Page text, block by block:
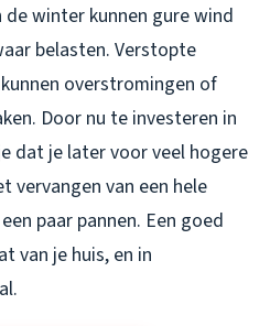
winter kunnen gure wind
belasten. Verstopte
overstromingen of
Door nu te investeren in
dat je later voor veel hogere
vervangen van een hele
paar pannen. Een goed
van je huis, en in